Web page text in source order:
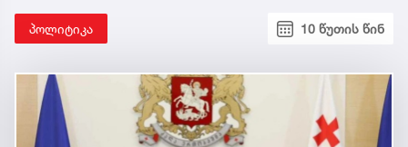
პოლიტიკა 10 წუთის წინ